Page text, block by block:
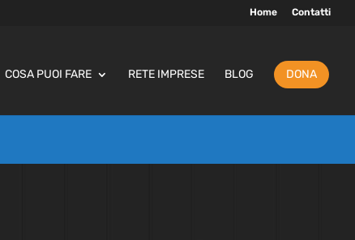
Home Contatti
COSA PUOI FARE RETE IMPRESE BLOG DONA